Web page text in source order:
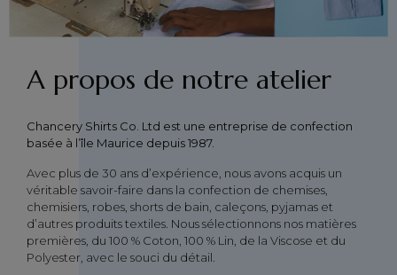
A propos de notre atelier
Chancery Shirts Co. Ltd est une entreprise de confection
basée à l’île Maurice depuis 1987.
Avec plus de 30 ans d’expérience, nous avons acquis un
véritable savoir-faire dans la confection de chemises,
chemisiers, robes, shorts de bain, caleçons, pyjamas et
d’autres produits textiles. Nous sélectionnons nos matières
premières, du 100 % Coton, 100 % Lin, de la Viscose et du
Polyester, avec le souci du détail.